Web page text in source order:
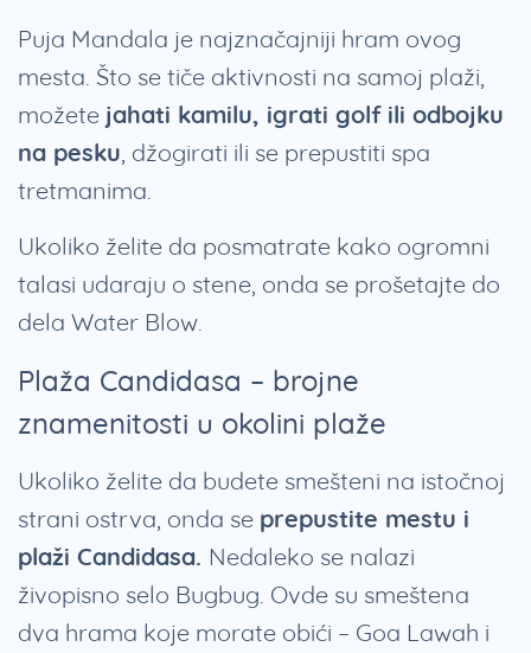
Puja Mandala je najznačajniji hram ovog
mesta. Što se tiče aktivnosti na samoj plaži,
možete jahati kamilu, igrati golf ili odbojku
na pesku , džogirati ili se prepustiti spa
tretmanima.
Ukoliko želite da posmatrate kako ogromni
talasi udaraju o stene, onda se prošetajte do
dela Water Blow.
Plaža Candidasa – brojne
znamenitosti u okolini plaže
Ukoliko želite da budete smešteni na istočnoj
strani ostrva, onda se prepustite mestu i
plaži Candidasa. Nedaleko se nalazi
živopisno selo Bugbug. Ovde su smeštena
dva hrama koje morate obići – Goa Lawah i